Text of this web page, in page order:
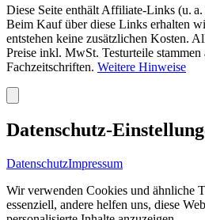
Diese Seite enthält Affiliate-Links (u.
Beim Kauf über diese Links erhalten
entstehen keine zusätzlichen Kosten.
Preise inkl. MwSt. Testurteile stammen
Fachzeitschriften. Weitere Hinweise
Datenschutz-
DatenschutzImpressum
Wir verwenden Cookies und ähnliche
essenziell, andere helfen uns, diese